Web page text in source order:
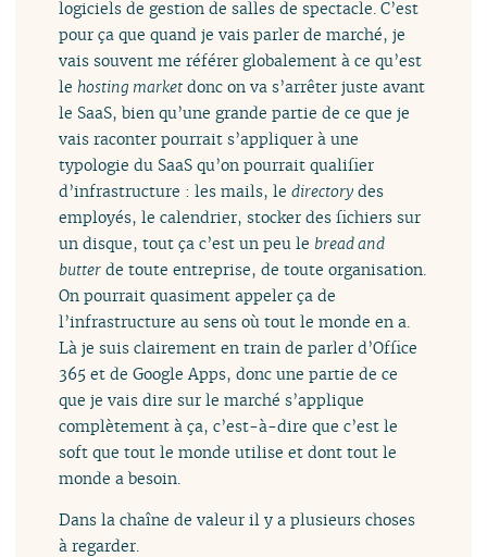
logiciels de gestion de salles de spectacle. C’est
pour ça que quand je vais parler de marché, je
vais souvent me référer globalement à ce qu’est
lehosting market donc on va s’arrêter juste avant
le SaaS, bien qu’une grande partie de ce que je
vais raconter pourrait s’appliquer à une
typologie du SaaS qu’on pourrait qualifier
d’infrastructure : les mails, ledirectory des
employés, le calendrier, stocker des fichiers sur
un disque, tout ça c’est un peu le bread and
butter de toute entreprise, de toute organisation.
On pourrait quasiment appeler ça de
l’infrastructure au sens où tout le monde en a.
Là je suis clairement en train de parler d’Office
365 et de Google Apps, donc une partie de ce
que je vais dire sur le marché s’applique
complètement à ça, c’est-à-dire que c’est le
soft que tout le monde utilise et dont tout le
monde a besoin.
Dans la chaîne de valeur il y a plusieurs choses
à regarder.